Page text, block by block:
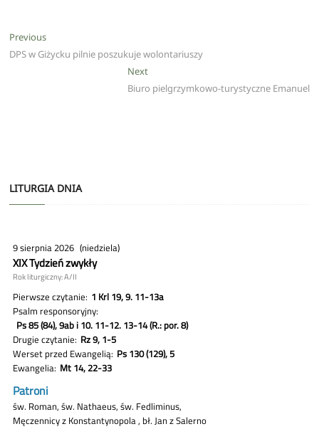
Nawigacja
wpisu
PreviousPrevious
post:
DPS w Giżycku pilnie poszukuje wolontariuszy
NextNext
post:
Biuro pielgrzymkowo-turystyczne Emanuel
LITURGIA DNIA